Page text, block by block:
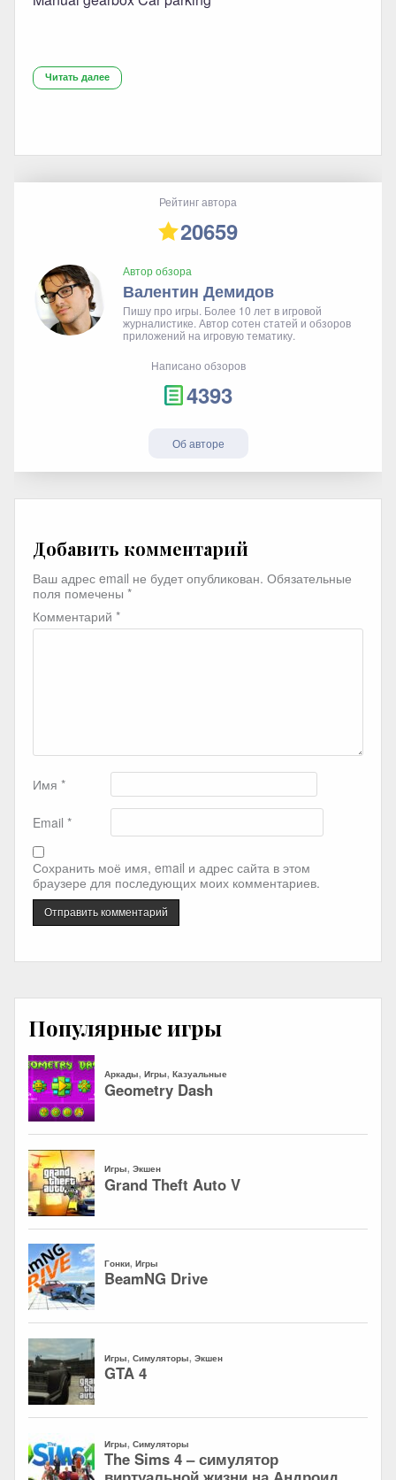
Читать далее
Рейтинг автора
20659
Автор обзора
Валентин Демидов
Пишу про игры. Более 10 лет в игровой
журналистике. Автор сотен статей и обзоров
приложений на игровую тематику.
Написано обзоров
4393
Об авторе
Добавить комментарий
Ваш адрес email не будет опубликован. Обязательные
поля помечены *
Комментарий *
Имя *
Email *
Сохранить моё имя, email и адрес сайта в этом
браузере для последующих моих комментариев.
Популярные игры